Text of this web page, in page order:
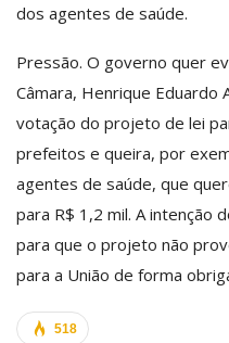
dos agentes de saúde.
Pressão. O governo quer
Câmara, Henrique Eduardo
votação do projeto de lei
prefeitos e queira, por
agentes de saúde, que
para R$ 1,2 mil. A intenção
para que o projeto não
para a União de forma
518